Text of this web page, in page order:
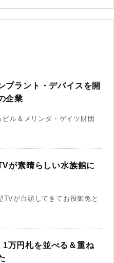
プラント・デバイスを開
企業
ル＆メリンダ・ゲイツ財団
が素晴らしい水族館に
が台頭してきてお役御免と
万円札を並べる＆重ね